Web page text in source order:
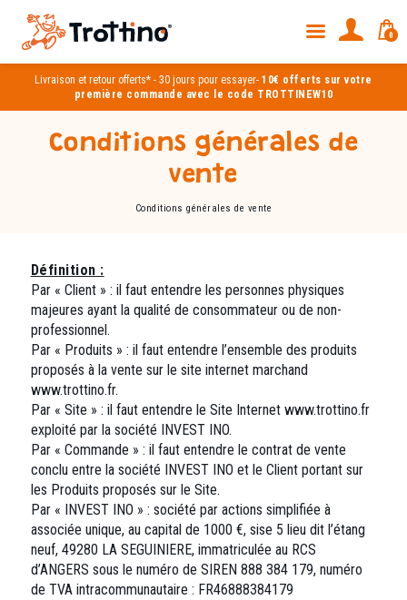
Livraison et retour offerts* -30 jours pour essayer-10€ offerts sur votre
première commande avec le code TROTTINEW10
0
Conditions générales de
vente
Conditions générales de vente
Définition :
Par « Client » : il faut entendre les personnes physiques
majeures ayant la qualité de consommateur ou de non-
professionnel.
Par « Produits » : il faut entendre l’ensemble des produits
proposés à la vente sur le site internet marchand
www.trottino.fr.
Par « Site » : il faut entendre le Site Internet www.trottino.fr
exploité par la société INVEST INO.
Par « Commande » : il faut entendre le contrat de vente
conclu entre la société INVEST INO et le Client portant sur
les Produits proposés sur le Site.
Par « INVEST INO » : société par actions simplifiée à
associée unique, au capital de 1000 €, sise 5 lieu dit l’étang
neuf, 49280 LA SEGUINIERE, immatriculée au RCS
d’ANGERS sous le numéro de SIREN 888 384 179, numéro
de TVA intracommunautaire : FR46888384179